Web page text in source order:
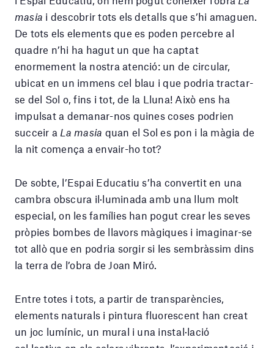
masia i descobrir tots els detalls que s’hi amaguen.
De tots els elements que es poden percebre al
quadre n’hi ha hagut un que ha captat
enormement la nostra atenció: un de circular,
ubicat en un immens cel blau i que podria tractar-
se del Sol o, fins i tot, de la Lluna! Això ens ha
impulsat a demanar-nos quines coses podrien
succeir a La masia quan el Sol es pon i la màgia de
la nit comença a envair-ho tot?
De sobte, l’Espai Educatiu s’ha convertit en una
cambra obscura il·luminada amb una llum molt
especial, on les famílies han pogut crear les seves
pròpies bombes de llavors màgiques i imaginar-se
tot allò que en podria sorgir si les sembràssim dins
la terra de l’obra de Joan Miró.
Entre totes i tots, a partir de transparències,
elements naturals i pintura fluorescent han creat
un joc lumínic, un mural i una instal·lació